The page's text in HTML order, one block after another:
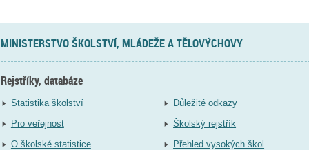
MINISTERSTVO ŠKOLSTVÍ, MLÁDEŽE A TĚLOVÝCHOVY
Rejstříky, databáze
Statistika školství
Pro veřejnost
O školské statistice
Důležité odkazy
Školský rejstřík
Přehled vysokých škol